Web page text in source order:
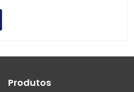
Produtos